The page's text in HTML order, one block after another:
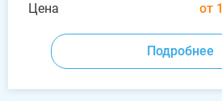
Цена
от
Подробнее